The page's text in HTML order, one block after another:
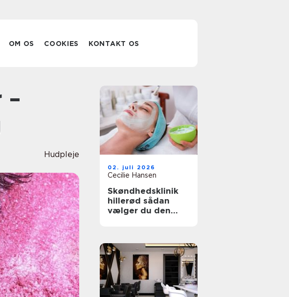
OM OS COOKIES KONTAKT OS
Hudpleje
02. juli 2026
Cecilie Hansen
Skøndhedsklinik
hillerød sådan
vælger du den